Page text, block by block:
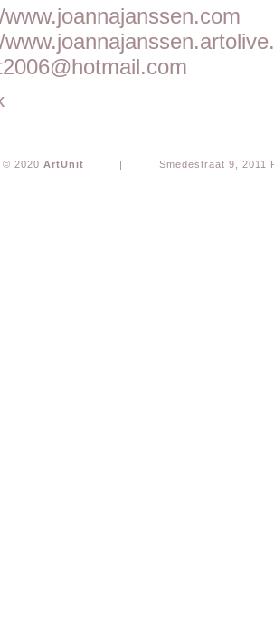
© 2020 ArtUnit | Smedestraat 9, 2011